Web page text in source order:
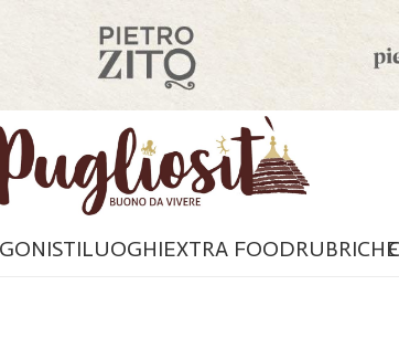
LUOGHIEXTRA FOODRUBRICHE